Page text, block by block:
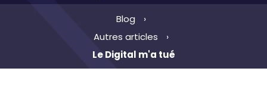
Blog
Autres articles
Le Digital m'a tué